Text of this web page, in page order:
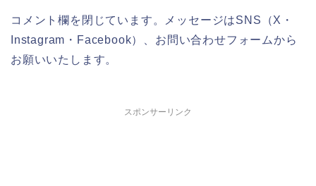
コメント欄を閉じています。メッセージはSNS（X・
Instagram・Facebook）、お問い合わせフォームから
お願いいたします。
スポンサーリンク